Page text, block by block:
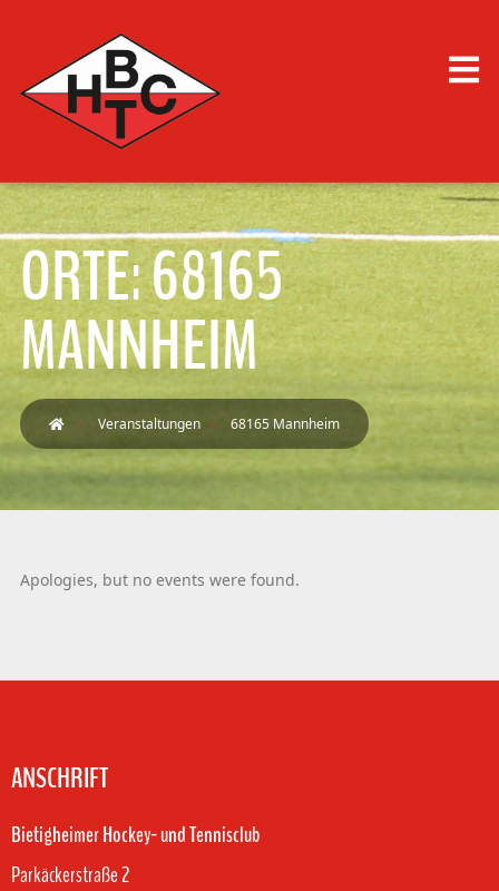
ORTE: 68165
MANNHEIM
Veranstaltungen 68165 Mannheim
Apologies, but no events were found.
ANSCHRIFT
Bietigheimer Hockey- und Tennisclub
Parkäckerstraße 2